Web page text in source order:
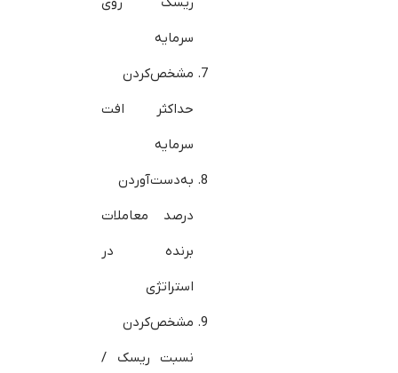
سرمایه
مشخص‌کردن
حداکثر افت
سرمایه
به‌دست‌آوردن
درصد معاملات
برنده در
استراتژی
مشخص‌کردن
نسبت ریسک /